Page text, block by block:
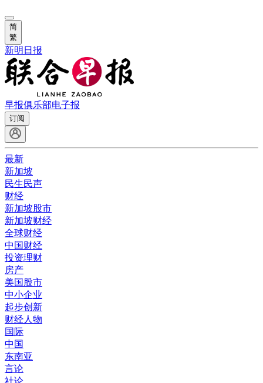
简
繁
新明日报
早报俱乐部电子报
订阅
最新
新加坡
民生民声
财经
新加坡股市
新加坡财经
全球财经
中国财经
投资理财
房产
美国股市
中小企业
起步创新
财经人物
国际
中国
东南亚
言论
社论